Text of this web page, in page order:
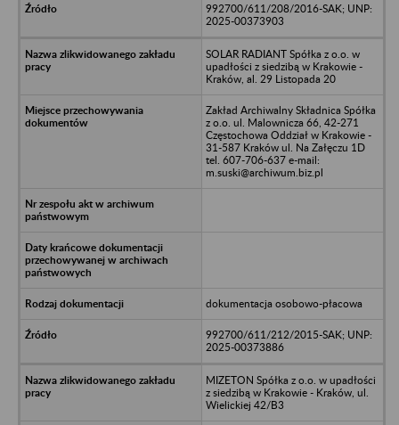
992700/611/208/2016-SAK; UNP:
2025-00373903
SOLAR RADIANT Spółka z o.o. w
upadłości z siedzibą w Krakowie -
Kraków, al. 29 Listopada 20
Zakład Archiwalny Składnica Spółka
z o.o. ul. Malownicza 66, 42-271
Częstochowa Oddział w Krakowie -
31-587 Kraków ul. Na Załęczu 1D
tel. 607-706-637 e-mail:
m.suski@archiwum.biz.pl
dokumentacja osobowo-płacowa
992700/611/212/2015-SAK; UNP:
2025-00373886
MIZETON Spółka z o.o. w upadłości
z siedzibą w Krakowie - Kraków, ul.
Wielickiej 42/B3